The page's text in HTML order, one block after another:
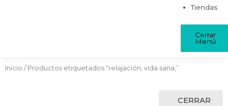
Tiendas
Cerrar
Menú
Inicio / Productos etiquetados “relajación, vida sana,”
CERRAR